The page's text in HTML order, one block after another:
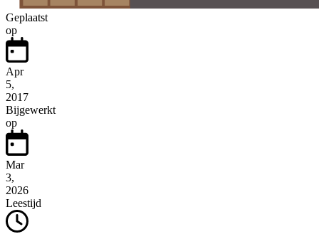
Geplaatst
op
Apr
5,
2017
Bijgewerkt
op
Mar
3,
2026
Leestijd